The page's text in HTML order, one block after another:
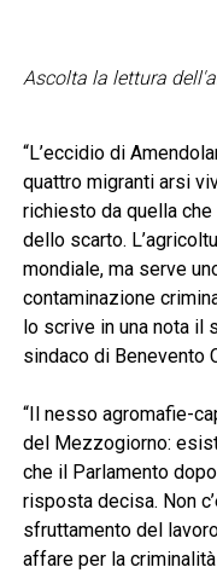
Ascolta la lettura
“L’eccidio di
quattro migranti arsi
richiesto da quella che
dello scarto.
mondiale, ma serve
contaminazione
lo scrive in una nota il
sindaco di Benevento
“Il nesso agromafie-
del Mezzogiorno:
che il Parlamento
risposta decisa. Non
sfruttamento del
affare per la